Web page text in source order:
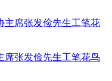
张发俭先生工笔花鸟